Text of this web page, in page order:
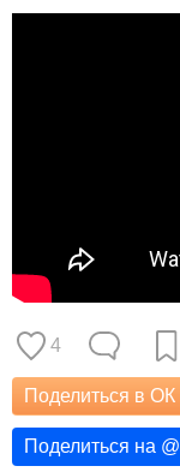
4
Поделиться в ОК
Поделиться на @